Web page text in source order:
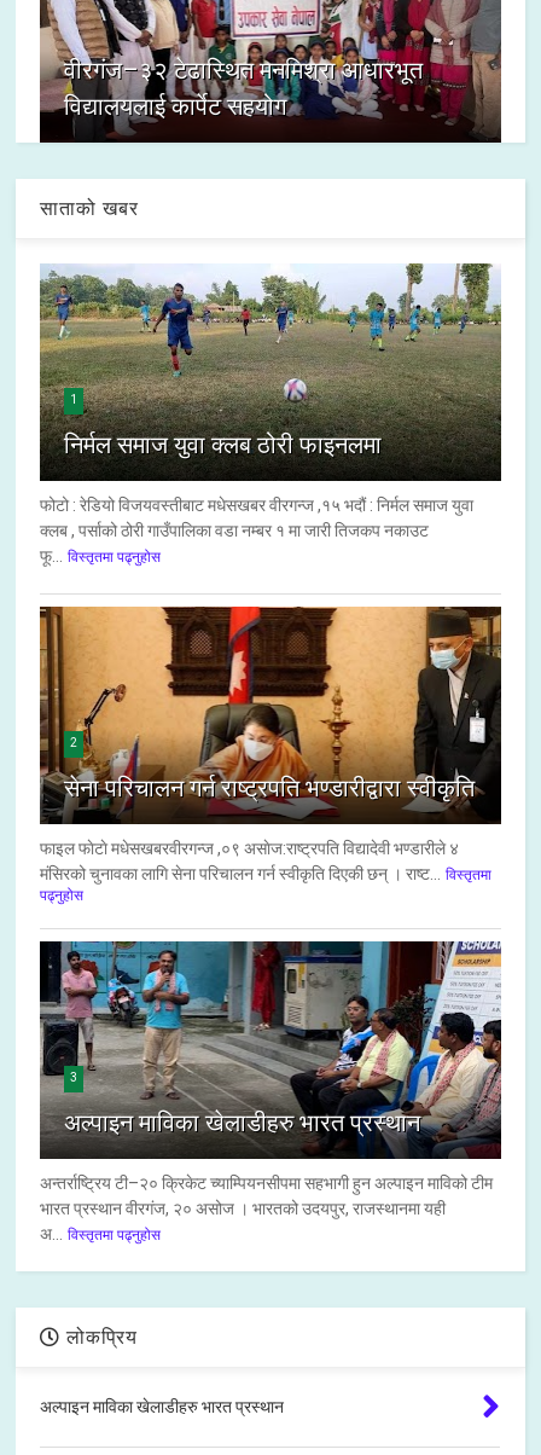
वीरगंज–३२ टेढास्थित मनमिश्रा आधारभूत
विद्यालयलाई कार्पेट सहयोग
साताको खबर
1
निर्मल समाज युवा क्लब ठोरी फाइनलमा
फोटो : रेडियो विजयवस्तीबाट मधेसखबर वीरगन्ज ,१५ भदौं : निर्मल समाज युवा
क्लब , पर्साको ठोरी गाउँपालिका वडा नम्बर १ मा जारी तिजकप नकाउट
फू...
विस्तृतमा पढ्नुहोस
2
सेना परिचालन गर्न राष्ट्रपति भण्डारीद्वारा स्वीकृति
फाइल फाेटाे मधेसखबरवीरगन्ज ,०९ असाेज:राष्ट्रपति विद्यादेवी भण्डारीले ४
मंसिरको चुनावका लागि सेना परिचालन गर्न स्वीकृति दिएकी छन् । राष्ट...
विस्तृतमा
पढ्नुहोस
3
अल्पाइन माविका खेलाडीहरु भारत प्रस्थान
अन्तर्राष्ट्रिय टी–२० क्रिकेट च्याम्पियनसीपमा सहभागी हुन अल्पाइन माविको टीम
भारत प्रस्थान वीरगंज, २० असोज । भारतको उदयपुर, राजस्थानमा यही
अ...
विस्तृतमा पढ्नुहोस
लोकप्रिय
अल्पाइन माविका खेलाडीहरु भारत प्रस्थान